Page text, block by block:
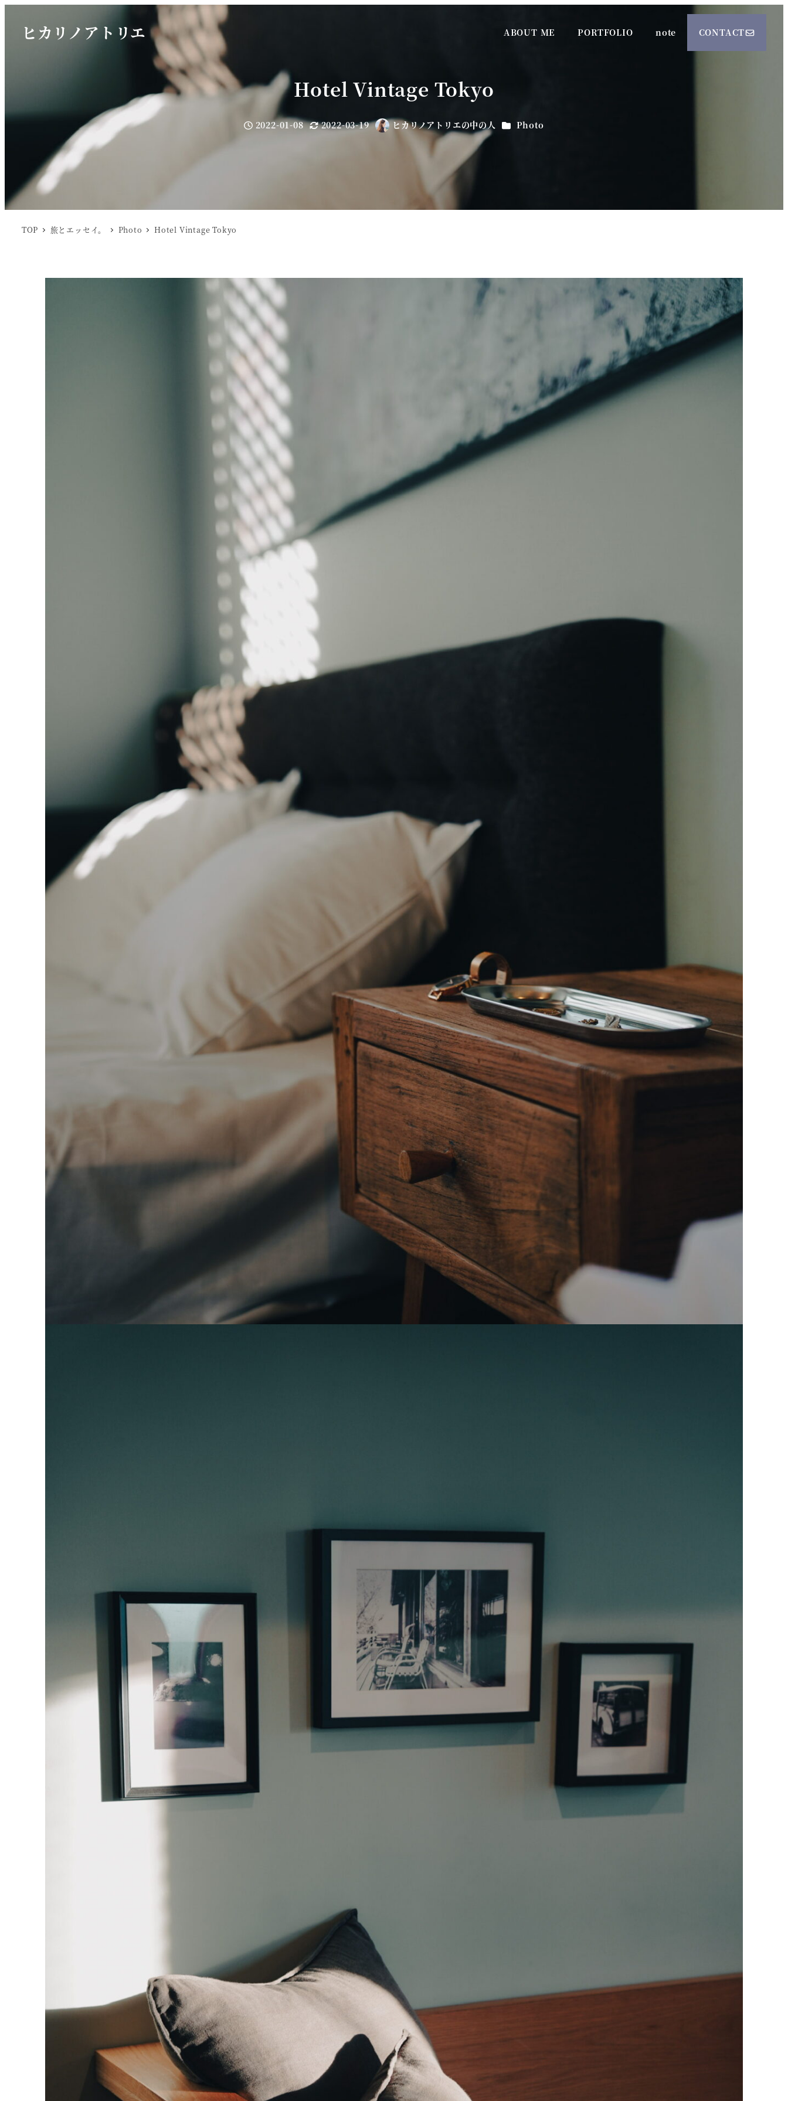
ヒカリノアトリエ ABOUT ME PORTFOLIO note CONTACT
Hotel Vintage Tokyo
投稿日
2022-01-08
更新日
2022-03-19
著
ヒカリノアトリエの中の人 カテゴリー
Photo
TOP 旅とエッセイ。 Photo Hotel Vintage Tokyo